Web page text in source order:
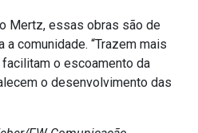
Mertz, essas obras são de
comunidade. “Trazem mais
o escoamento da
o desenvolvimento das